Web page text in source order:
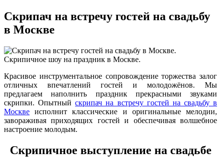
Скрипач на встречу гостей на свадьбу
в Москве
Красивое инструментальное сопровождение торжества залог
отличных впечатлений гостей и молодожёнов. Мы
предлагаем наполнить праздник прекрасными звуками
скрипки. Опытныйскрипач на встречу гостей на свадьбу в
Москве исполнит классические и оригинальные мелодии,
завораживая приходящих гостей и обеспечивая волшебное
настроение молодым.
Скрипичное выступление на свадьбе